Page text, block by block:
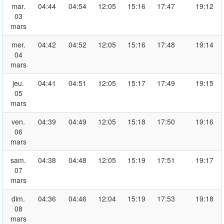
mar.
03
mars
04:44 04:54 12:05 15:16 17:47 19:12
mer.
04
mars
04:42 04:52 12:05 15:16 17:48 19:14
jeu.
05
mars
04:41 04:51 12:05 15:17 17:49 19:15
ven.
06
mars
04:39 04:49 12:05 15:18 17:50 19:16
sam.
07
mars
04:38 04:48 12:05 15:19 17:51 19:17
dim.
08
mars
04:36 04:46 12:04 15:19 17:53 19:18